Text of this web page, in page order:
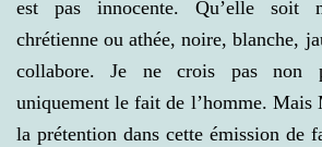
est pas innocente. Qu’elle soit
chrétienne ou athée, noire, blanche,
collabore. Je ne crois pas non
uniquement le fait de l’homme. Mais
la prétention dans cette émission de